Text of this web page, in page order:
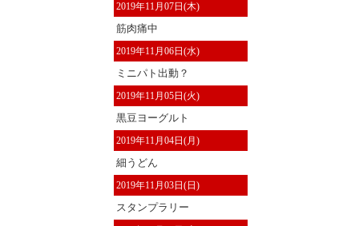
2019年11月07日(木)
筋肉痛中
2019年11月06日(水)
ミニパト出動？
2019年11月05日(火)
黒豆ヨーグルト
2019年11月04日(月)
細うどん
2019年11月03日(日)
スタンプラリー